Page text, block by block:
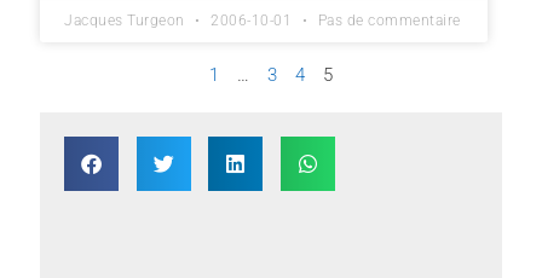
Jacques Turgeon 2006-10-01 Pas de commentaire
1 … 3 4 5